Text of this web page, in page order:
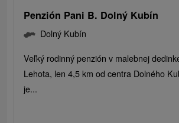
Penzión Pani B. Dolný Kubín
Dolný Kubín
Veľký rodinný penzión v malebnej
Lehota, len 4,5 km od centra Dolného
je...